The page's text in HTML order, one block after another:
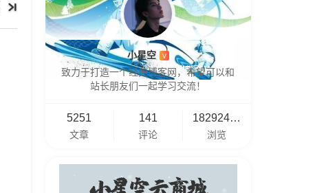
小星空 V
致力于打造一个经典博客网，希望可以和
站长朋友们一起学习交流！
5251
文章
141
评论
18292461
浏览